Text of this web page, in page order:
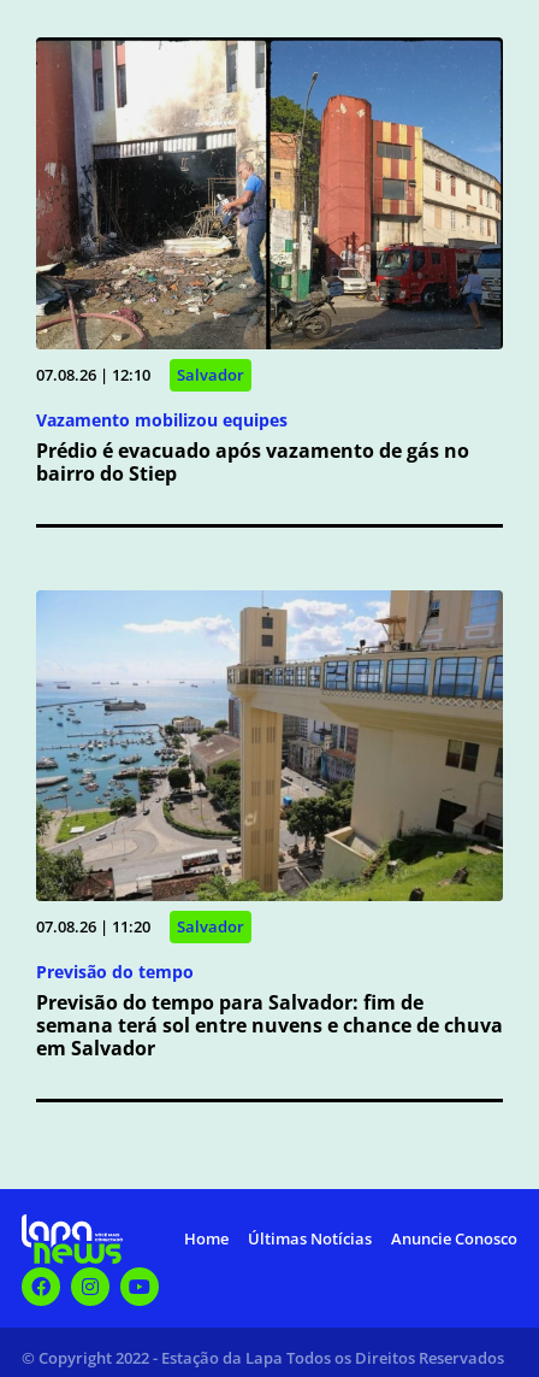
07.08.26 | 12:10 Salvador
Vazamento mobilizou equipes
Prédio é evacuado após vazamento de gás no
bairro do Stiep
07.08.26 | 11:20 Salvador
Previsão do tempo
Previsão do tempo para Salvador: fim de
semana terá sol entre nuvens e chance de chuva
em Salvador
Home Últimas Notícias Anuncie Conosco
© Copyright 2022 - Estação da Lapa Todos os Direitos Reservados